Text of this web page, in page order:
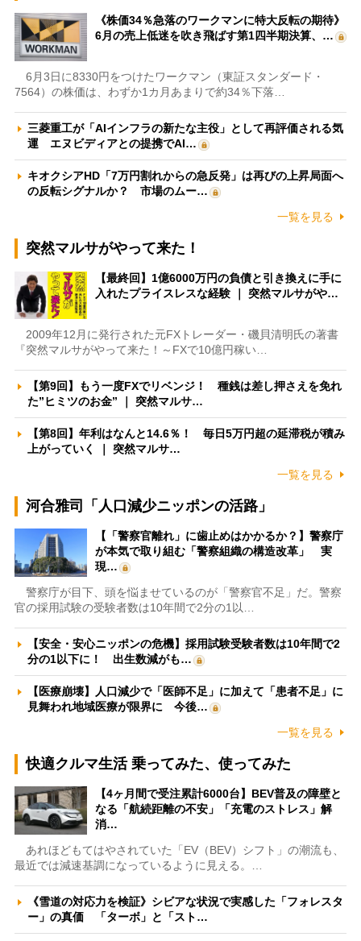
《株価34％急落のワークマンに特大反転の期待》
6月の売上低迷を吹き飛ばす第1四半期決算、…
6月3日に8330円をつけたワークマン（東証スタンダード・
7564）の株価は、わずか1カ月あまりで約34％下落…
三菱重工が「AIインフラの新たな主役」として再評価される気
運 エヌビディアとの提携でAI…
キオクシアHD「7万円割れからの急反発」は再びの上昇局面へ
の反転シグナルか？ 市場のムー…
一覧を見る
突然マルサがやって来た！
【最終回】1億6000万円の負債と引き換えに手に
入れたプライスレスな経験 ｜ 突然マルサがや…
2009年12月に発行された元FXトレーダー・磯貝清明氏の著書
『突然マルサがやって来た！～FXで10億円稼い…
【第9回】もう一度FXでリベンジ！ 種銭は差し押さえを免れ
た”ヒミツのお金” ｜ 突然マルサ…
【第8回】年利はなんと14.6％！ 毎日5万円超の延滞税が積み
上がっていく ｜ 突然マルサ…
一覧を見る
河合雅司「人口減少ニッポンの活路」
【「警察官離れ」に歯止めはかかるか？】警察庁
が本気で取り組む「警察組織の構造改革」 実
現…
警察庁が目下、頭を悩ませているのが「警察官不足」だ。警察
官の採用試験の受験者数は10年間で2分の1以…
【安全・安心ニッポンの危機】採用試験受験者数は10年間で2
分の1以下に！ 出生数減がも…
【医療崩壊】人口減少で「医師不足」に加えて「患者不足」に
見舞われ地域医療が限界に 今後…
一覧を見る
快適クルマ生活 乗ってみた、使ってみた
【4ヶ月間で受注累計6000台】BEV普及の障壁と
なる「航続距離の不安」「充電のストレス」解
消…
あれほどもてはやされていた「EV（BEV）シフト」の潮流も、
最近では減速基調になっているように見える。…
《雪道の対応力を検証》シビアな状況で実感した「フォレスタ
ー」の真価 「ターボ」と「スト…